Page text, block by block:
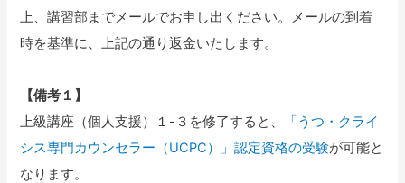
上、講習部までメールでお申し出ください。メールの到着
時を基準に、上記の通り返金いたします。
【備考１】
上級講座（個人支援）１-３を修了すると、
「うつ・クライ
シス専門カウンセラー（UCPC）」認定資格の受験が可能と
なります。